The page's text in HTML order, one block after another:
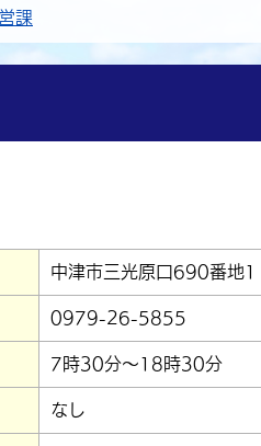
課
中津市三光原口690番地1
0979-26-5855
7時30分～18時30分
なし